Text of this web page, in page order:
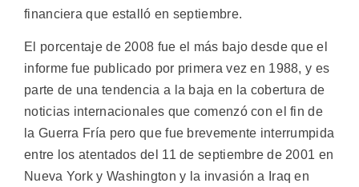
financiera que estalló en septiembre.
El porcentaje de 2008 fue el más bajo desde que el
informe fue publicado por primera vez en 1988, y es
parte de una tendencia a la baja en la cobertura de
noticias internacionales que comenzó con el fin de
la Guerra Fría pero que fue brevemente interrumpida
entre los atentados del 11 de septiembre de 2001 en
Nueva York y Washington y la invasión a Iraq en